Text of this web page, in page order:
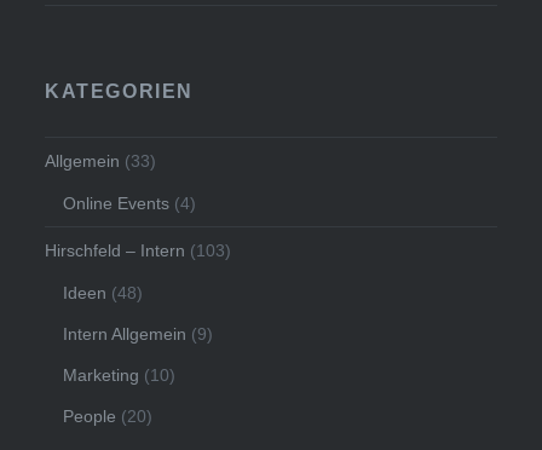
KATEGORIEN
Allgemein (33)
Online Events (4)
Hirschfeld – Intern (103)
Ideen (48)
Intern Allgemein (9)
Marketing (10)
People (20)